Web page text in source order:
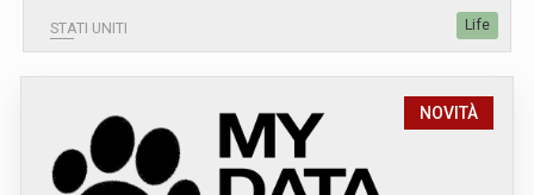
STATI UNITI Life
NOVITÀ